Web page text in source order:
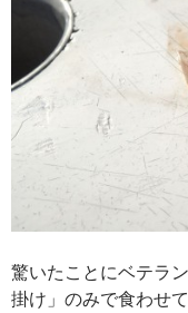
驚いたことにベテラ
掛け」のみで食わせ